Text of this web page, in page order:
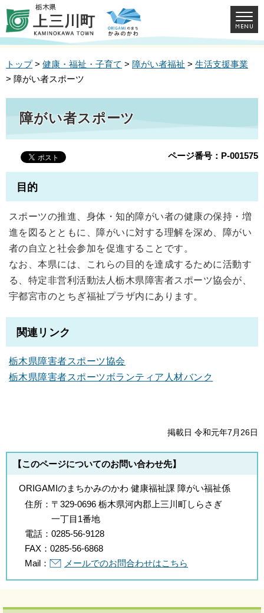
トップ> 健康・福祉・子育て > 障がい者福祉 > 生活支援事業
> 障がい者スポーツ
障がい者スポーツ
ページ番号：P-001575
目的
スポーツの推進、身体・知的障がい者の健康の保持・増
進を図るとともに、障がいに対する理解を深め、障がい
者の自立と社会参加を促進することです。
なお、本県には、これらの目的を達成するために活動す
る、特定非営利活動法人栃木県障害者スポーツ協会が、
宇都宮市のとちぎ福祉プラザ内にあります。
関連リンク
栃木県障害者スポーツ協会
栃木県障害者スポーツボランティア人材バンク
掲載日 令和元年7月26日
【このページについてのお問い合わせ先】
ORIGAMIのまちかみのかわ 健康福祉課 障がい福祉係
住所： 〒329-0696 栃木県河内郡上三川町しらさぎ
一丁目1番地
電話： 0285-56-9128
FAX： 0285-56-6868
Mail：
メールでのお問合わせはこちら